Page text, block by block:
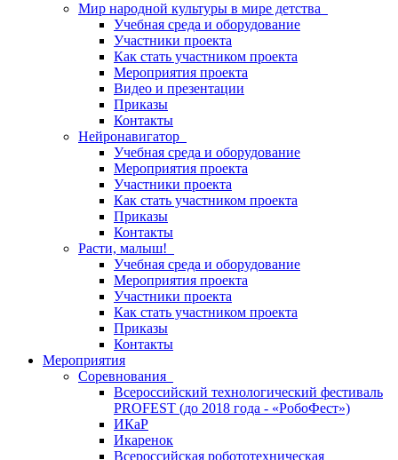
Мир народной культуры в мире детства
Учебная среда и оборудование
Участники проекта
Как стать участником проекта
Мероприятия проекта
Видео и презентации
Приказы
Контакты
Нейронавигатор
Учебная среда и оборудование
Мероприятия проекта
Участники проекта
Как стать участником проекта
Приказы
Контакты
Расти, малыш!
Учебная среда и оборудование
Мероприятия проекта
Участники проекта
Как стать участником проекта
Приказы
Контакты
Мероприятия
Соревнования
Всероссийский технологический фестиваль
PROFEST (до 2018 года - «РобоФест»)
ИКаР
Икаренок
Всероссийская робототехническая